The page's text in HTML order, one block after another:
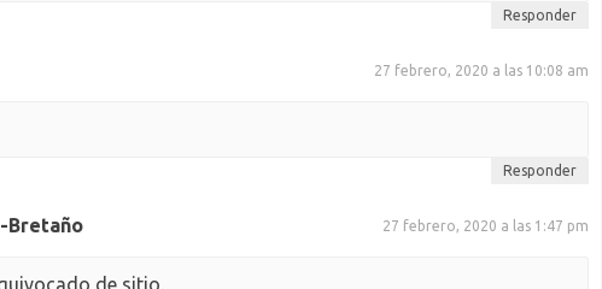
Responder
27 febrero, 2020 a las 10:08 am
Responder
Bretaño 27 febrero, 2020 a las 1:47 pm
de sitio.